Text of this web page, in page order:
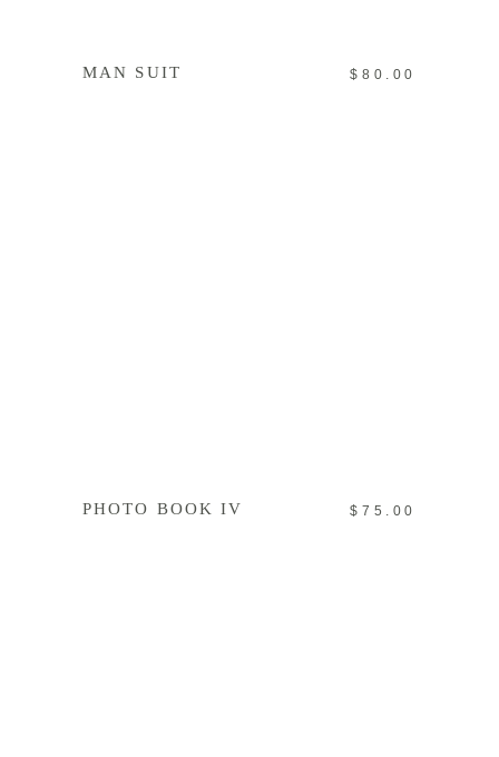
MAN SUIT $ 80.00
PHOTO BOOK IV $ 75.00